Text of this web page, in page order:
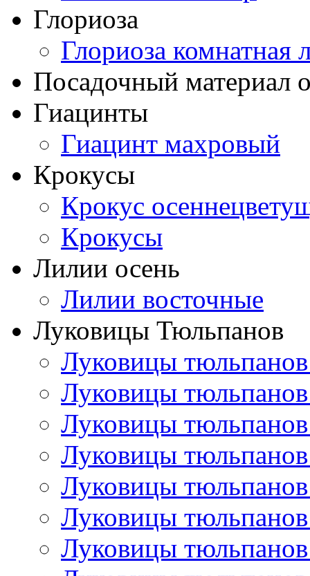
Глориоза
Глориоза комнатная
Посадочный материал
Гиацинты
Гиацинт махровый
Крокусы
Крокус
Крокусы
Лилии осень
Лилии восточные
Луковицы Тюльпанов
Луковицы
Луковицы
Луковицы
Луковицы
Луковицы
Луковицы
Луковицы